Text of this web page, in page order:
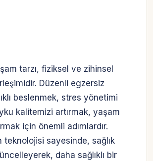
tarzı, fiziksel ve zihinsel
Düzenli egzersiz
beslenmek, stres yönetimi
kalitemizi artırmak, yaşam
için önemli adımlardır.
teknolojisi sayesinde, sağlık
daha sağlıklı bir